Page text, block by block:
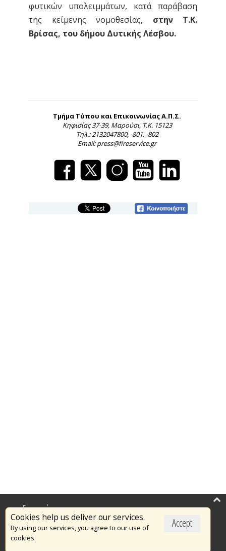
φυτικών υπολειμμάτων, κατά παράβαση
της κείμενης νομοθεσίας, στην Τ.Κ.
Βρίσας, του δήμου Δυτικής Λέσβου.
Τμήμα Τύπου και Επικοινωνίας Α.Π.Σ.
Κηφισίας 37-39, Μαρούσι, Τ.Κ. 15123
Τηλ.: 2132047800, -801, -802
Email: press@fireservice.gr
Accept
Cookies help us deliver our services.
By using our services, you agree to our use of
cookies
Επικαιρότητα
Το Πυροσβεστικό Σώμα